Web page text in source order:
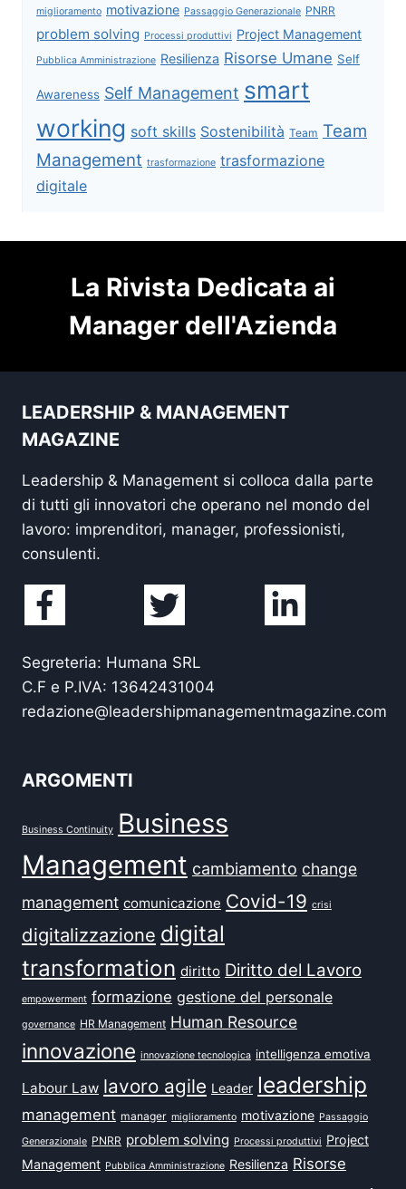
miglioramento motivazione Passaggio Generazionale PNRR
problem solving Processi produttivi Project Management
Pubblica Amministrazione Resilienza Risorse Umane Self
Awareness Self Management smart
working soft skills Sostenibilità Team Team
Management trasformazione trasformazione
digitale
La Rivista Dedicata ai
Manager dell'Azienda
LEADERSHIP & MANAGEMENT
MAGAZINE
Leadership & Management si colloca dalla parte
di tutti gli innovatori che operano nel mondo del
lavoro: imprenditori, manager, professionisti,
consulenti.
Segreteria: Humana SRL
C.F e P.IVA: 13642431004
redazione@leadershipmanagementmagazine.com
ARGOMENTI
Business Continuity Business
Management cambiamento change
management comunicazione Covid-19 crisi
digitalizzazione digital
transformation diritto Diritto del Lavoro
empowerment formazione gestione del personale
governance HR Management Human Resource
innovazione innovazione tecnologica intelligenza emotiva
Labour Law lavoro agile Leader leadership
management manager miglioramento motivazione Passaggio
Generazionale PNRR problem solving Processi produttivi Project
Management Pubblica Amministrazione Resilienza Risorse